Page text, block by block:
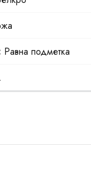
Равна подметка